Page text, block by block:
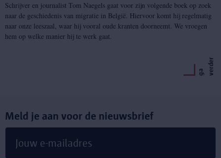
Schrijver en journalist Tom Naegels gaat voor zijn volgende boek op zoek
naar de geschiedenis van migratie in België. Hiervoor komt hij regelmatig
naar onze leeszaal, waar hij vooral oude kranten doorneemt. We vroegen
hem op welke manier hij te werk gaat.
g
a
v
e
r
d
e r
Meld je aan voor de nieuwsbrief